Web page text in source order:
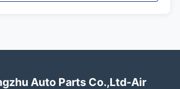
Auto Parts Co.,Ltd-Air